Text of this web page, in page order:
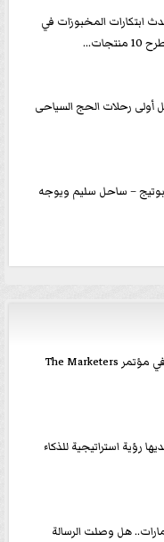
ابتكارات المخبوزات في
أولى رحلات الحج السياحى
– ساحل سليم ويوجه
د. داليا أبو المجد تشارك في مؤتمر The Marketers
رؤية استراتيجية للذكاء
هل وصلت الرسالة